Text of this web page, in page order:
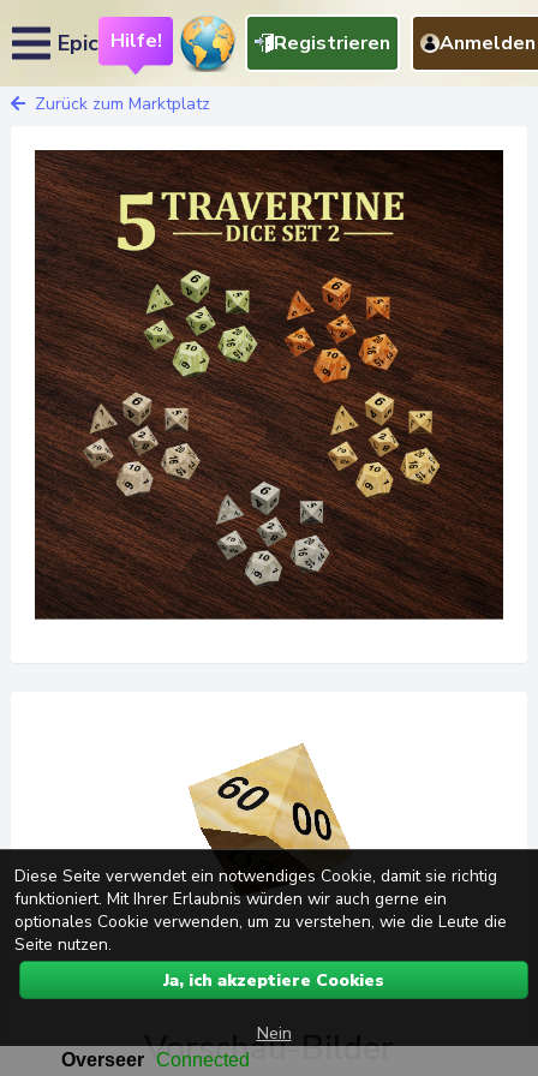
Epic Hilfe! Registrieren Anmelden
Zurück zum Marktplatz
Vorschau-Bilder
Diese Seite verwendet ein notwendiges Cookie, damit sie richtig
funktioniert. Mit Ihrer Erlaubnis würden wir auch gerne ein
optionales Cookie verwenden, um zu verstehen, wie die Leute die
Seite nutzen.
Ja, ich akzeptiere Cookies
Nein